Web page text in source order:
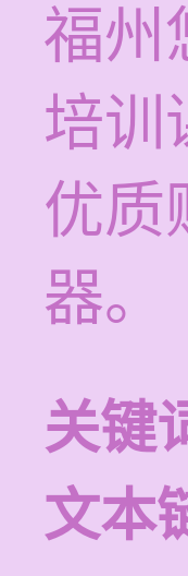
福州
培训
优质
器。
关键
文本